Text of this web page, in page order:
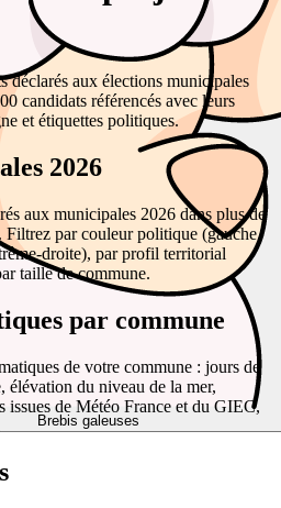
Brebis galeuses
déclarés aux élections municipales
candidats référencés avec leurs
et étiquettes politiques.
2026
aux municipales 2026 dans plus de
Filtrez par couleur politique (gauche,
droite), par profil territorial
taille de commune.
par commune
de votre commune : jours de
élévation du niveau de la mer,
issues de Météo France et du GIEC,